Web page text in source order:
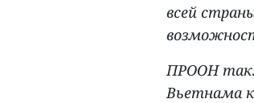
всей
ПРООН
Вьетнама